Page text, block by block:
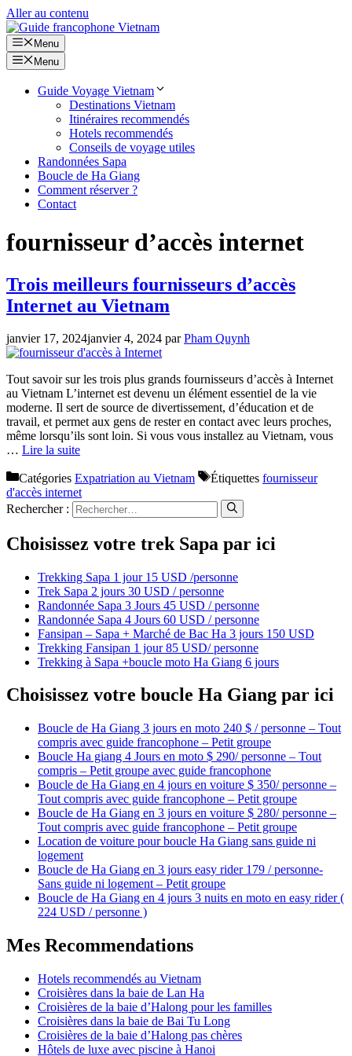
Aller au contenu
Menu
Menu
Guide Voyage Vietnam
Destinations Vietnam
Itinéraires recommendés
Hotels recommendés
Conseils de voyage utiles
Randonnées Sapa
Boucle de Ha Giang
Comment réserver ?
Contact
fournisseur d’accès internet
Trois meilleurs fournisseurs d’accès
Internet au Vietnam
janvier 17, 2024janvier 4, 2024 parPham Quynh
Tout savoir sur les trois plus grands fournisseurs d’accès à Internet
au Vietnam L’internet est devenu un élément essentiel de la vie
moderne. Il sert de source de divertissement, d’éducation et de
travail, et permet aux gens de rester en contact avec leurs proches,
même lorsqu’ils sont loin. Si vous vous installez au Vietnam, vous
… Lire la suite
Catégories Expatriation au Vietnam Étiquettes fournisseur
d'accès internet
Rechercher :
Choisissez votre trek Sapa par ici
Trekking Sapa 1 jour 15 USD /personne
Trek Sapa 2 jours 30 USD / personne
Randonnée Sapa 3 Jours 45 USD / personne
Randonnée Sapa 4 Jours 60 USD / personne
Fansipan – Sapa + Marché de Bac Ha 3 jours 150 USD
Trekking Fansipan 1 jour 85 USD/ personne
Trekking à Sapa +boucle moto Ha Giang 6 jours
Choisissez votre boucle Ha Giang par ici
Boucle de Ha Giang 3 jours en moto 240 $ / personne – Tout
compris avec guide francophone – Petit groupe
Boucle Ha giang 4 Jours en moto $ 290/ personne – Tout
compris – Petit groupe avec guide francophone
Boucle de Ha Giang en 4 jours en voiture $ 350/ personne –
Tout compris avec guide francophone – Petit groupe
Boucle de Ha Giang en 3 jours en voiture $ 280/ personne –
Tout compris avec guide francophone – Petit groupe
Location de voiture pour boucle Ha Giang sans guide ni
logement
Boucle de Ha Giang en 3 jours easy rider 179 / personne-
Sans guide ni logement – Petit groupe
Boucle de Ha Giang en 4 jours 3 nuits en moto en easy rider (
224 USD / personne )
Mes Recommendations
Hotels recommendés au Vietnam
Croisières dans la baie de Lan Ha
Croisières de la baie d’Halong pour les familles
Croisières dans la baie de Bai Tu Long
Croisières de la baie d’Halong pas chères
Hôtels de luxe avec piscine à Hanoi